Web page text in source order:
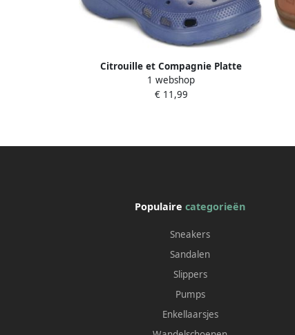
Citrouille et Compagnie Platte
sandalen PELIO
1 webshop
€ 11,99
Populairecategorieën
Sneakers
Sandalen
Slippers
Pumps
Enkellaarsjes